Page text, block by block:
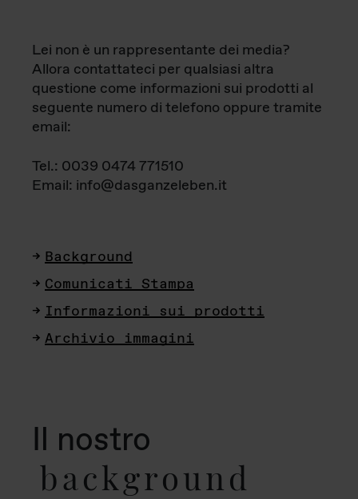
Lei non è un rappresentante dei media?
Allora contattateci per qualsiasi altra
questione come informazioni sui prodotti al
seguente numero di telefono oppure tramite
email:
Tel.: 0039 0474 771510
Email: info@dasganzeleben.it
Background
Comunicati Stampa
Informazioni sui prodotti
Archivio immagini
Il nostro
background